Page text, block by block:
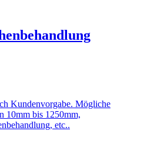
Kundenvorgabe. Mögliche
10mm bis 1250mm,
etc..